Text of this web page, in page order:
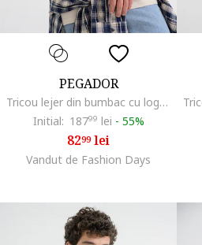
PEGADOR
Tricou lejer din bumbac cu logo, Bej deschis
Initial: 18799 lei - 55%
8299lei
Vandut de Fashion Days